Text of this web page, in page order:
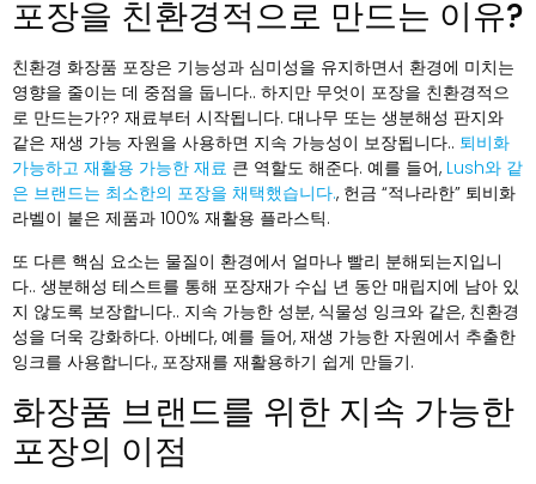
포장을 친환경적으로 만드는 이유?
친환경 화장품 포장은 기능성과 심미성을 유지하면서 환경에 미치는
영향을 줄이는 데 중점을 둡니다.. 하지만 무엇이 포장을 친환경적으
로 만드는가?? 재료부터 시작됩니다. 대나무 또는 생분해성 판지와
같은 재생 가능 자원을 사용하면 지속 가능성이 보장됩니다.. 퇴비화
가능하고 재활용 가능한 재료 큰 역할도 해준다. 예를 들어, Lush와 같
은 브랜드는 최소한의 포장을 채택했습니다., 헌금 “적나라한” 퇴비화
라벨이 붙은 제품과 100% 재활용 플라스틱.
또 다른 핵심 요소는 물질이 환경에서 얼마나 빨리 분해되는지입니
다.. 생분해성 테스트를 통해 포장재가 수십 년 동안 매립지에 남아 있
지 않도록 보장합니다.. 지속 가능한 성분, 식물성 잉크와 같은, 친환경
성을 더욱 강화하다. 아베다, 예를 들어, 재생 가능한 자원에서 추출한
잉크를 사용합니다., 포장재를 재활용하기 쉽게 만들기.
화장품 브랜드를 위한 지속 가능한
포장의 이점